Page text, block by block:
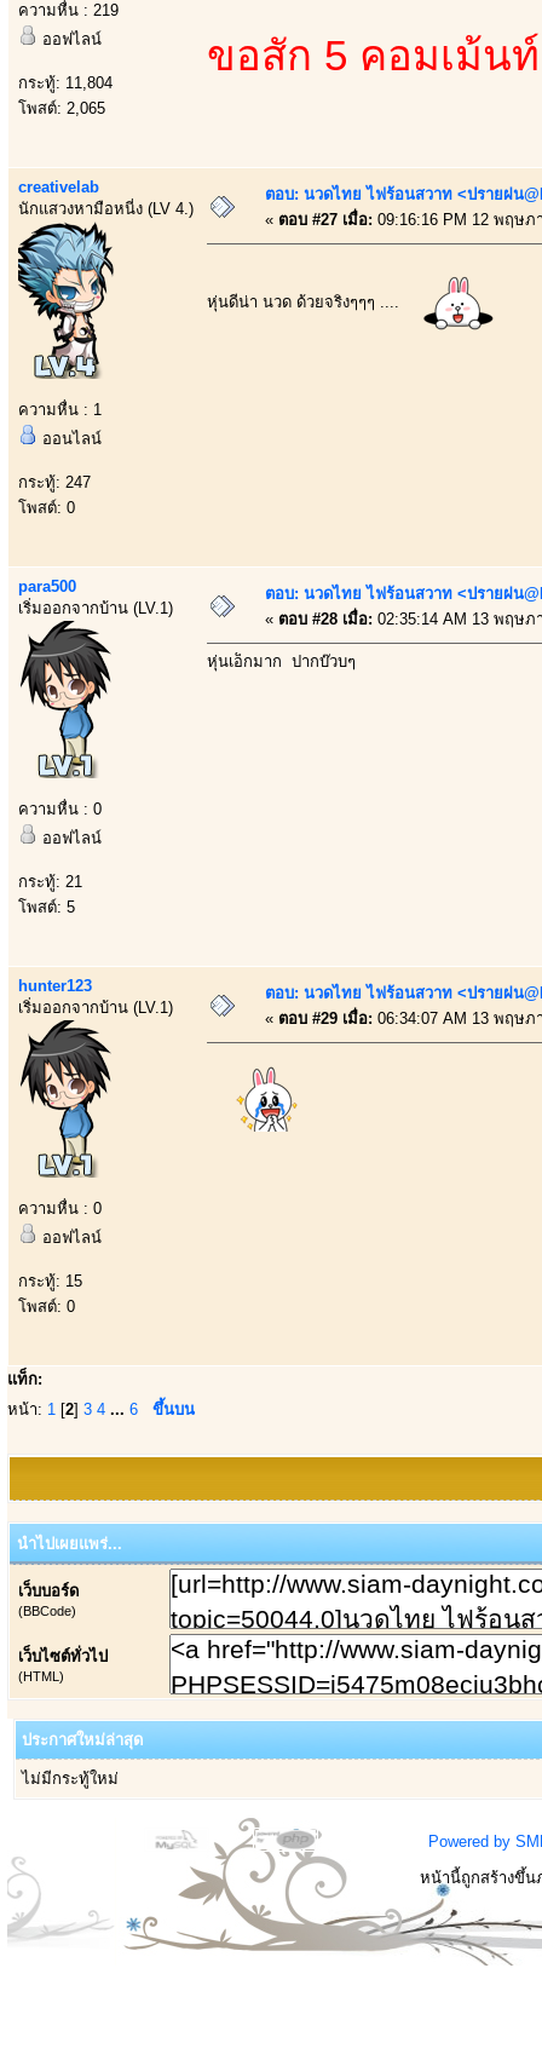
ความหื่น : 219
ออฟไลน์
กระทู้: 11,804
โพสต์: 2,065
ขอสัก 5 คอมเม้
creativelab
นักแสวงหามือหนี่ง (LV 4.)
ความหื่น : 1
ออนไลน์
กระทู้: 247
โพสต์: 0
ตอบ: นวดไทย ไฟร้อนสวาท <ปรายฝน
« ตอบ #27 เมื่อ: 09:16:16 PM 12 พฤษภ
หุ่นดีน่า นวด ด้วยจริงๆๆๆ ....
para500
เริ่มออกจากบ้าน (LV.1)
ความหื่น : 0
ออฟไลน์
กระทู้: 21
โพสต์: 5
ตอบ: นวดไทย ไฟร้อนสวาท <ปรายฝน
« ตอบ #28 เมื่อ: 02:35:14 AM 13 พฤษภ
หุ่นเอ็กมาก ปากบ๊วบๆ
hunter123
เริ่มออกจากบ้าน (LV.1)
ความหื่น : 0
ออฟไลน์
กระทู้: 15
โพสต์: 0
ตอบ: นวดไทย ไฟร้อนสวาท <ปรายฝน
« ตอบ #29 เมื่อ: 06:34:07 AM 13 พฤษภ
แท็ก:
หน้า: 1 [2] 3 4 ... 6 ขึ้นบน
นำไปเผยแพร่...
เว็บบอร์ด
(BBCode)
เว็บไซต์ทั่วไป
(HTML)
ประกาศใหม่ล่าสุด
ไม่มีกระทู้ใหม่
Powered by
หน้านี้ถูกสร้างขึ้น